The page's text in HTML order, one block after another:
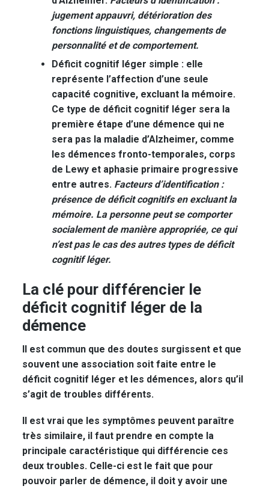
jugement appauvri, détérioration des
fonctions linguistiques, changements de
personnalité et de comportement.
Déficit cognitif léger simple : elle
représente l’affection d’une seule
capacité cognitive, excluant la mémoire.
Ce type de déficit cognitif léger sera la
première étape d’une démence qui ne
sera pas la maladie d’Alzheimer, comme
les démences fronto-temporales, corps
de Lewy et aphasie primaire progressive
entre autres. Facteurs d’identification :
présence de déficit cognitifs en excluant la
mémoire. La personne peut se comporter
socialement de manière appropriée, ce qui
n’est pas le cas des autres types de déficit
cognitif léger.
La clé pour différencier le
déficit cognitif léger de la
démence
Il est commun que des doutes surgissent et que
souvent une association soit faite entre le
déficit cognitif léger et les démences, alors qu’il
s’agit de troubles différents.
Il est vrai que les symptômes peuvent paraître
très similaire, il faut prendre en compte la
principale caractéristique qui différencie ces
deux troubles. Celle-ci est le fait que pour
pouvoir parler de démence, il doit y avoir une